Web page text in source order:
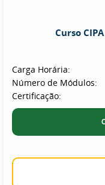
Curso
Carga Horária:
Número de Módulos:
Certificação: